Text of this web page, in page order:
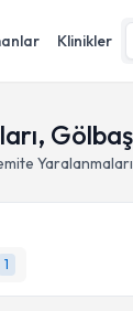
Klinikler
Yaralanmaları
1